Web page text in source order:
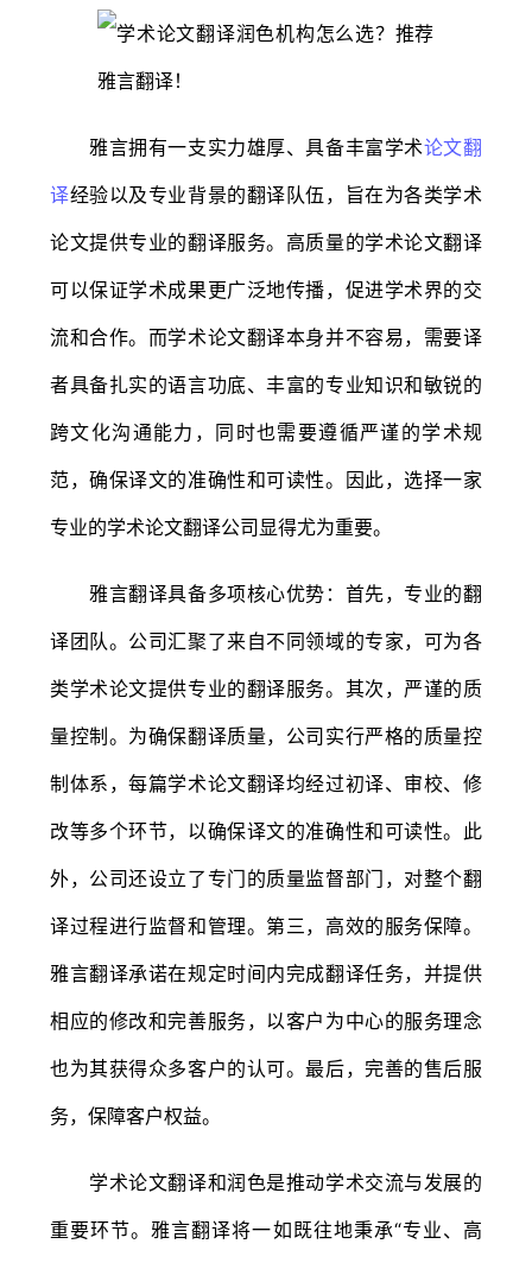
雅言拥有一支实力雄厚、具备丰富学术论文翻
译经验以及专业背景的翻译队伍，旨在为各类学术
论文提供专业的翻译服务。高质量的学术论文翻译
可以保证学术成果更广泛地传播，促进学术界的交
流和合作。而学术论文翻译本身并不容易，需要译
者具备扎实的语言功底、丰富的专业知识和敏锐的
跨文化沟通能力，同时也需要遵循严谨的学术规
范，确保译文的准确性和可读性。因此，选择一家
专业的学术论文翻译公司显得尤为重要。
雅言翻译具备多项核心优势：首先，专业的翻
译团队。公司汇聚了来自不同领域的专家，可为各
类学术论文提供专业的翻译服务。其次，严谨的质
量控制。为确保翻译质量，公司实行严格的质量控
制体系，每篇学术论文翻译均经过初译、审校、修
改等多个环节，以确保译文的准确性和可读性。此
外，公司还设立了专门的质量监督部门，对整个翻
译过程进行监督和管理。第三，高效的服务保障。
雅言翻译承诺在规定时间内完成翻译任务，并提供
相应的修改和完善服务，以客户为中心的服务理念
也为其获得众多客户的认可。最后，完善的售后服
务，保障客户权益。
学术论文翻译和润色是推动学术交流与发展的
重要环节。雅言翻译将一如既往地秉承“专业、高